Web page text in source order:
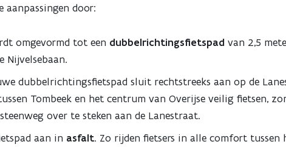
aanpassingen door:
omgevormd tot een dubbelrichtingsfietspad van 2,5
Nijvelsebaan.
dubbelrichtingsfietspad sluit rechtstreeks aan op de
Tombeek en het centrum van Overijse veilig fietsen,
over te steken aan de Lanestraat.
aan in asfalt. Zo rijden fietsers in alle comfort tussen